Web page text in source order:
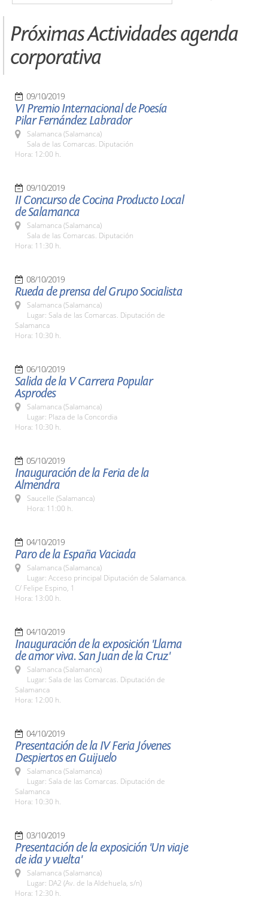
Próximas Actividades agenda
corporativa
09/10/2019
VI Premio Internacional de Poesía
Pilar Fernández Labrador
Salamanca (Salamanca)
Sala de las Comarcas. Diputación
Hora: 12:00 h.
09/10/2019
II Concurso de Cocina Producto Local
de Salamanca
Salamanca (Salamanca)
Sala de las Comarcas. Diputación
Hora: 11:30 h.
08/10/2019
Rueda de prensa del Grupo Socialista
Salamanca (Salamanca)
Lugar: Sala de las Comarcas. Diputación de
Salamanca
Hora: 10:30 h.
06/10/2019
Salida de la V Carrera Popular
Asprodes
Salamanca (Salamanca)
Lugar: Plaza de la Concordia
Hora: 10:30 h.
05/10/2019
Inauguración de la Feria de la
Almendra
Saucelle (Salamanca)
Hora: 11:00 h.
04/10/2019
Paro de la España Vaciada
Salamanca (Salamanca)
Lugar: Acceso principal Diputación de Salamanca.
C/ Felipe Espino, 1
Hora: 13:00 h.
04/10/2019
Inauguración de la exposición 'Llama
de amor viva. San Juan de la Cruz'
Salamanca (Salamanca)
Lugar: Sala de las Comarcas. Diputación de
Salamanca
Hora: 12:00 h.
04/10/2019
Presentación de la IV Feria Jóvenes
Despiertos en Guijuelo
Salamanca (Salamanca)
Lugar: Sala de las Comarcas. Diputación de
Salamanca
Hora: 10:30 h.
03/10/2019
Presentación de la exposición 'Un viaje
de ida y vuelta'
Salamanca (Salamanca)
Lugar: DA2 (Av. de la Aldehuela, s/n)
Hora: 12:30 h.